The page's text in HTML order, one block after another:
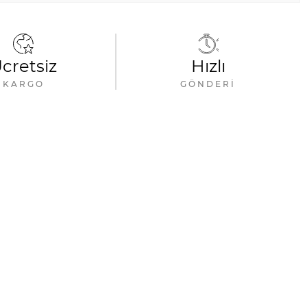
KARGO
Hızlı
GÖNDERI